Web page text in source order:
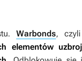
Warbonds, czyli
elementów